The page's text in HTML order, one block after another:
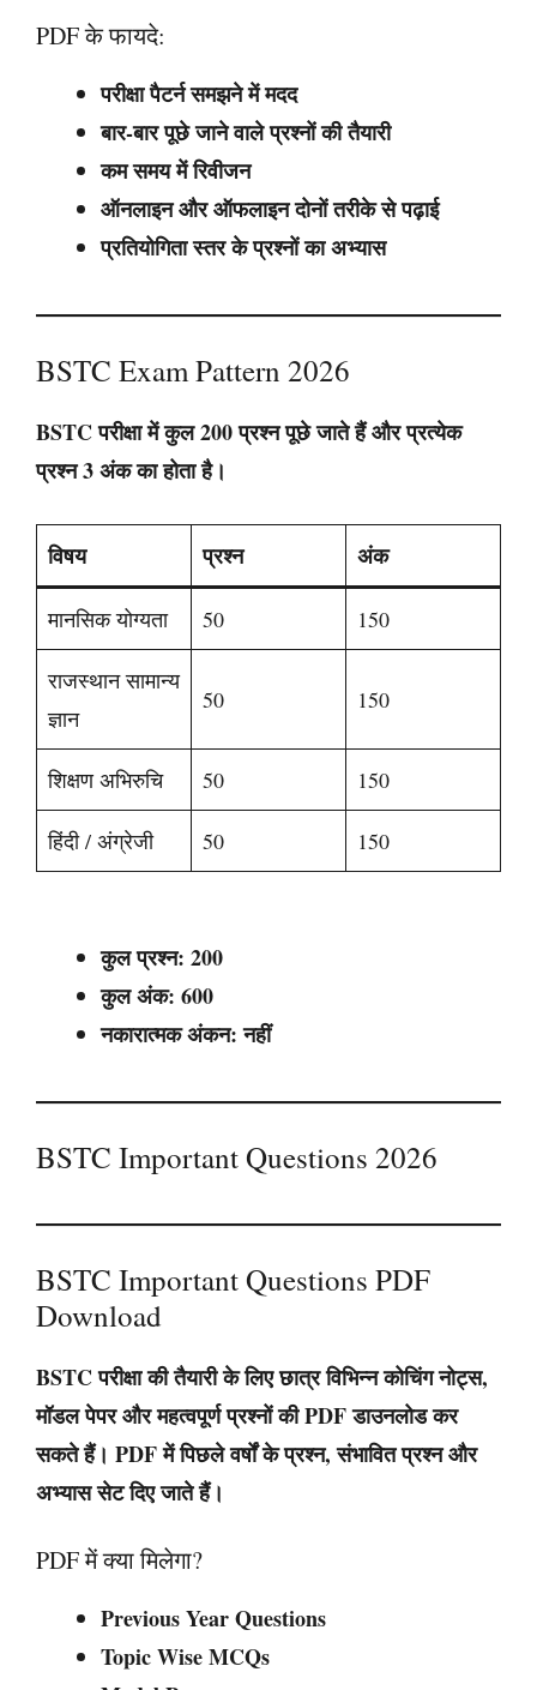
PDF के फायदे:
परीक्षा पैटर्न समझने में मदद
बार-बार पूछे जाने वाले प्रश्नों की तैयारी
कम समय में रिवीजन
ऑनलाइन और ऑफलाइन दोनों तरीके से पढ़ाई
प्रतियोगिता स्तर के प्रश्नों का अभ्यास
BSTC Exam Pattern 2026
BSTC परीक्षा में कुल 200 प्रश्न पूछे जाते हैं और प्रत्येक
प्रश्न 3 अंक का होता है।
विषय प्रश्न अंक
मानसिक योग्यता 50 150
राजस्थान सामान्य
ज्ञान
50 150
शिक्षण अभिरुचि 50 150
हिंदी / अंग्रेजी 50 150
कुल प्रश्न: 200
कुल अंक: 600
नकारात्मक अंकन: नहीं
BSTC Important Questions 2026
BSTC Important Questions PDF
Download
BSTC परीक्षा की तैयारी के लिए छात्र विभिन्न कोचिंग नोट्स,
मॉडल पेपर और महत्वपूर्ण प्रश्नों की PDF डाउनलोड कर
सकते हैं। PDF में पिछले वर्षों के प्रश्न, संभावित प्रश्न और
अभ्यास सेट दिए जाते हैं।
PDF में क्या मिलेगा?
Previous Year Questions
Topic Wise MCQs